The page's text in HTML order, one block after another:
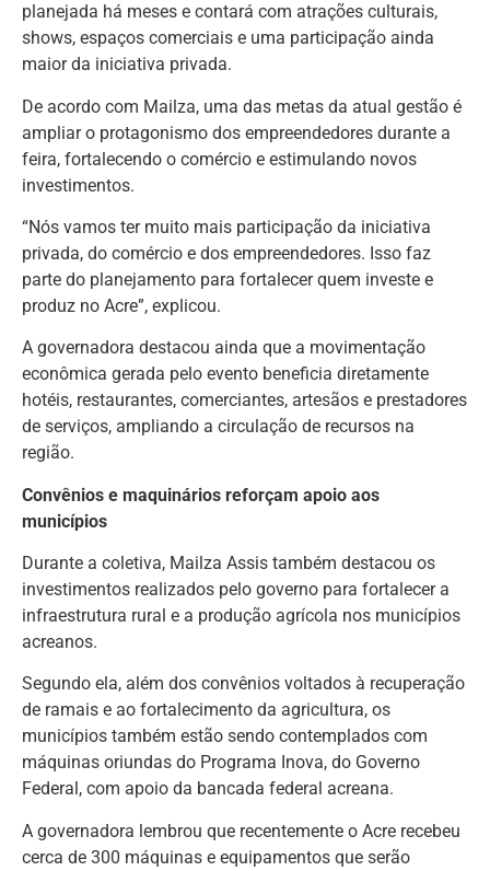
planejada há meses e contará com atrações culturais,
shows, espaços comerciais e uma participação ainda
maior da iniciativa privada.
De acordo com Mailza, uma das metas da atual gestão é
ampliar o protagonismo dos empreendedores durante a
feira, fortalecendo o comércio e estimulando novos
investimentos.
“Nós vamos ter muito mais participação da iniciativa
privada, do comércio e dos empreendedores. Isso faz
parte do planejamento para fortalecer quem investe e
produz no Acre”, explicou.
A governadora destacou ainda que a movimentação
econômica gerada pelo evento beneficia diretamente
hotéis, restaurantes, comerciantes, artesãos e prestadores
de serviços, ampliando a circulação de recursos na
região.
Convênios e maquinários reforçam apoio aos
municípios
Durante a coletiva, Mailza Assis também destacou os
investimentos realizados pelo governo para fortalecer a
infraestrutura rural e a produção agrícola nos municípios
acreanos.
Segundo ela, além dos convênios voltados à recuperação
de ramais e ao fortalecimento da agricultura, os
municípios também estão sendo contemplados com
máquinas oriundas do Programa Inova, do Governo
Federal, com apoio da bancada federal acreana.
A governadora lembrou que recentemente o Acre recebeu
cerca de 300 máquinas e equipamentos que serão